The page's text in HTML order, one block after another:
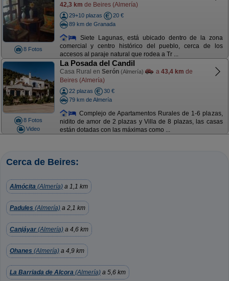
8 Fotos
42,3 km de Beires (Almería)
29+10 plazas
20 €
89 km de Granada
Siete Lagunas, está ubicado dentro de la zona
comercial y centro histórico del pueblo, cerca de los
accesos al paraje natural que rodea a Tr ...
8 Fotos
Video
La Posada del Candil
Casa Rural en Serón (Almería) a 43,4 km de
Beires (Almería)
22 plazas
30 €
79 km de Almería
Complejo de Apartamentos Rurales de 1-6 plazas,
nidito de amor de 2 plazas y Villa de 8 plazas, las casas
están dotadas con las máximas como ...
Cerca de Beires:
Almócita (Almería) a 1,1 km
Padules (Almería) a 2,1 km
Canjáyar (Almería) a 4,6 km
Ohanes (Almería) a 4,9 km
La Barriada de Alcora (Almería) a 5,6 km